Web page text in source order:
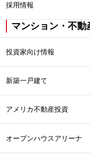
採用情報
マンション・不
投資家向け情報
新築一戸建て
アメリカ不動産投資
オープンハウスアリーナ